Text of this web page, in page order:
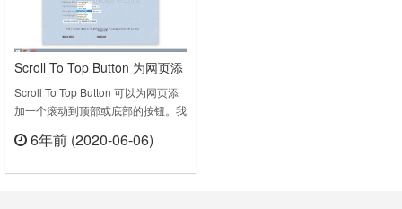
Scroll To Top Button 为网页添
加一个滚动到顶部或底部的按
钮
Scroll To Top Button 可以为网页添
加一个滚动到顶部或底部的按钮。我
到顶部的按钮，但是仍然有些网页是
6年前 (2020-06-06)